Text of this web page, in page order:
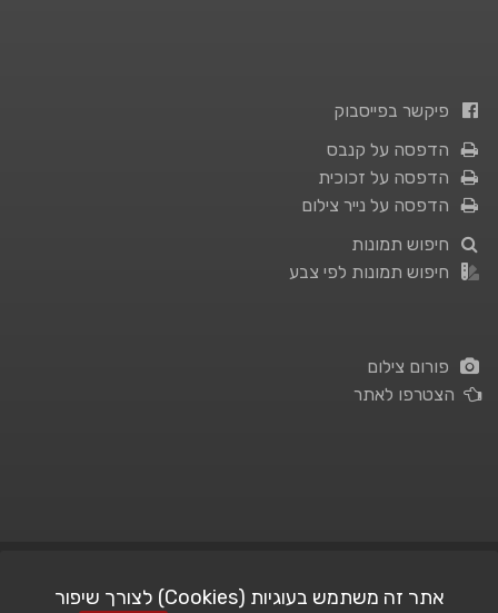
פיקשר בפייסבוק
הדפסה על קנבס
הדפסה על זכוכית
הדפסה על נייר צילום
חיפוש תמונות
חיפוש תמונות לפי צבע
פורום צילום
הצטרפו לאתר
אתר זה משתמש בעוגיות (Cookies) לצורך שיפור